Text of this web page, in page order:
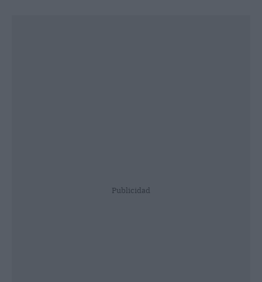
Publicidad